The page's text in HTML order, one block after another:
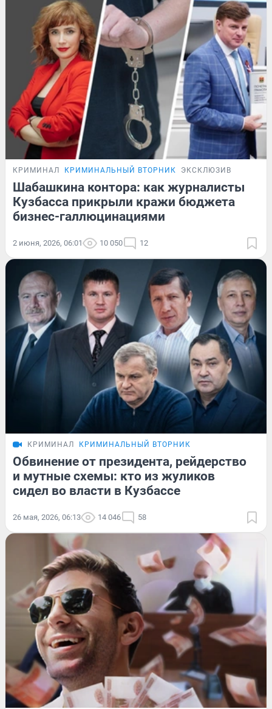
КРИМИНАЛ КРИМИНАЛЬНЫЙ ВТОРНИК ЭКСКЛЮЗИВ
Шабашкина контора: как журналисты
Кузбасса прикрыли кражи бюджета
бизнес-галлюцинациями
2 июня, 2026, 06:01 10 050 12
КРИМИНАЛ КРИМИНАЛЬНЫЙ ВТОРНИК
Обвинение от президента, рейдерство
и мутные схемы: кто из жуликов
сидел во власти в Кузбассе
26 мая, 2026, 06:13 14 046 58